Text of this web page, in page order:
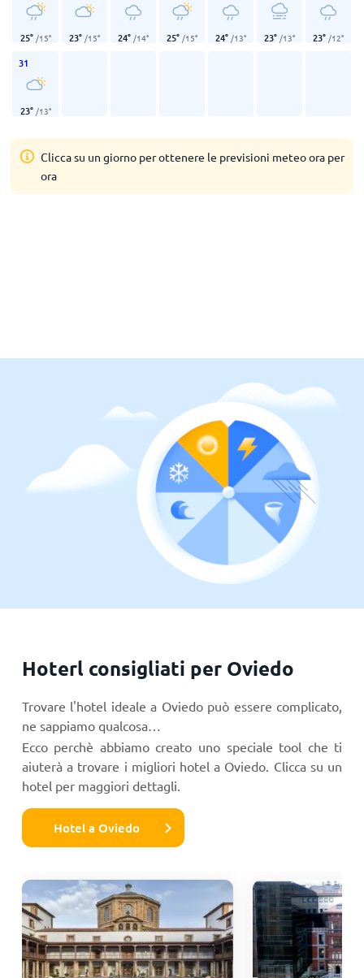
25° /15° 23° /15° 24° /14° 25° /15° 24° /13° 23° /13° 23° /12°
31
23° /13°
Clicca su un giorno per ottenere le previsioni meteo ora per
ora
Hoterl consigliati per Oviedo
Trovare l'hotel ideale a Oviedo può essere complicato,
ne sappiamo qualcosa…
Ecco perchè abbiamo creato uno speciale tool che ti
aiuterà a trovare i migliori hotel a Oviedo. Clicca su un
hotel per maggiori dettagli.
Hotel a Oviedo